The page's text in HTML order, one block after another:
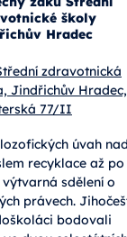
žáků Střední
školy
Hradec
zdravotnická
Jindřichův Hradec,
77/II
úvah
recyklace až po
sdělení o
právech.
bodovali